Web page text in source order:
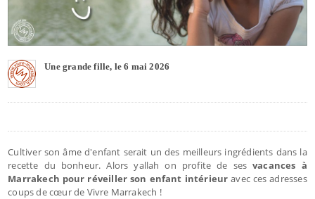
Une grande fille, le 6 mai 2026
Cultiver son âme d'enfant serait un des meilleurs ingrédients dans la
recette du bonheur. Alors yallah on profite de sesvacances à
Marrakech pour réveiller son enfant intérieur avec ces adresses
coups de cœur de Vivre Marrakech !